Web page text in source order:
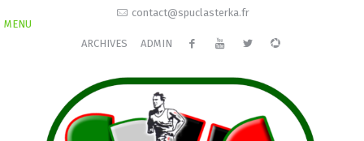
contact@spuclasterka.fr
ARCHIVES ADMIN
MENU